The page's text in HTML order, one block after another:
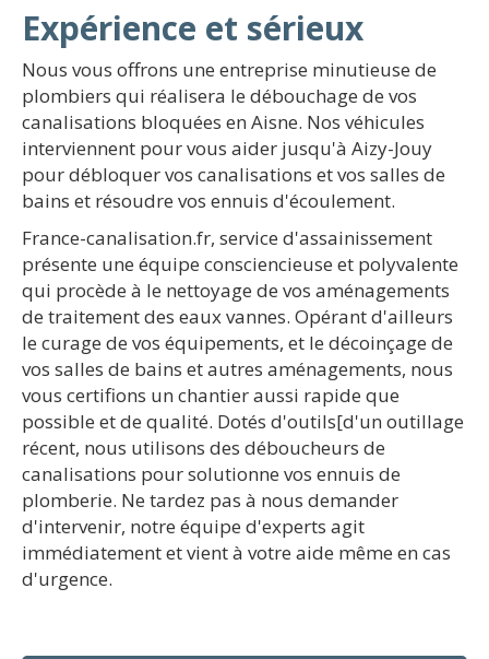
Expérience et sérieux
Nous vous offrons une entreprise minutieuse de
plombiers qui réalisera le débouchage de vos
canalisations bloquées en Aisne. Nos véhicules
interviennent pour vous aider jusqu'à Aizy-Jouy
pour débloquer vos canalisations et vos salles de
bains et résoudre vos ennuis d'écoulement.
France-canalisation.fr, service d'assainissement
présente une équipe consciencieuse et polyvalente
qui procède à le nettoyage de vos aménagements
de traitement des eaux vannes. Opérant d'ailleurs
le curage de vos équipements, et le décoinçage de
vos salles de bains et autres aménagements, nous
vous certifions un chantier aussi rapide que
possible et de qualité. Dotés d'outils[d'un outillage
récent, nous utilisons des déboucheurs de
canalisations pour solutionne vos ennuis de
plomberie. Ne tardez pas à nous demander
d'intervenir, notre équipe d'experts agit
immédiatement et vient à votre aide même en cas
d'urgence.